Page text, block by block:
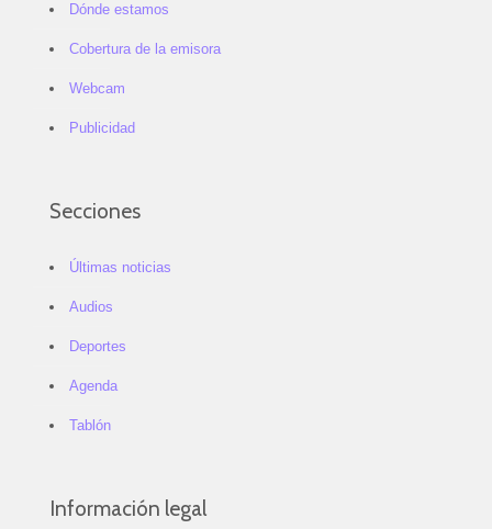
Dónde estamos
Cobertura de la emisora
Webcam
Publicidad
Secciones
Últimas noticias
Audios
Deportes
Agenda
Tablón
Información legal